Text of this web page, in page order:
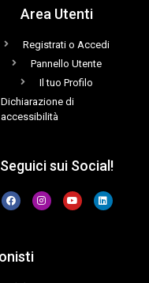
Area Utenti
Registrati o Accedi
Pannello Utente
Il tuo Profilo
Dichiarazione di
accessibilità
Seguici sui Social!